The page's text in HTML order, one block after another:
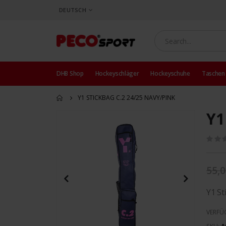
SPRACHE
DEUTSCH
DHB Shop Hockeyschläger Hockeyschuhe Taschen
Y1 STICKBAG C.2 24/25 NAVY/PINK
Y1